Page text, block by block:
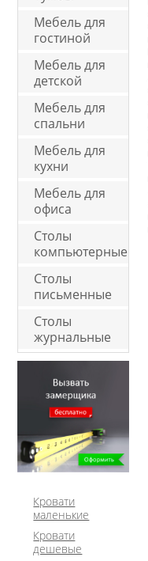
Мебель для
гостиной
Мебель для
детской
Мебель для
спальни
Мебель для
кухни
Мебель для
офиса
Столы
компьютерные
Столы
письменные
Столы
журнальные
Кровати
маленькие
Кровати
дешевые